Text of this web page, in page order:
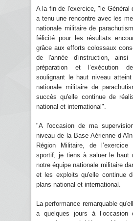
A la fin de l'exercice, "le Général
a tenu une rencontre avec les
nationale militaire de
félicité pour les résultats
grâce aux efforts colossaux
de l'année d'instruction,
préparation et l’exécution
soulignant le haut niveau
nationale militaire de
succès qu'elle continue de
national et international".
"A l'occasion de ma
niveau de la Base Aérienne
Région Militaire, de l’exercice
sportif, je tiens à saluer le haut
notre équipe nationale militaire
et les exploits qu'elle continue
plans national et international.
La performance remarquable
a quelques jours à